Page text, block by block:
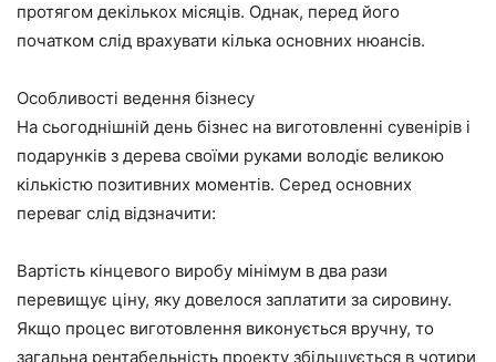
протягом декількох місяців. Однак, перед його
початком слід врахувати кілька основних нюансів.
Особливості ведення бізнесу
На сьогоднішній день бізнес на виготовленні сувенірів і
подарунків з дерева своїми руками володіє великою
кількістю позитивних моментів. Серед основних
переваг слід відзначити:
Вартість кінцевого виробу мінімум в два рази
перевищує ціну, яку довелося заплатити за сировину.
Якщо процес виготовлення виконується вручну, то
загальна рентабельність проекту збільшується в чотири